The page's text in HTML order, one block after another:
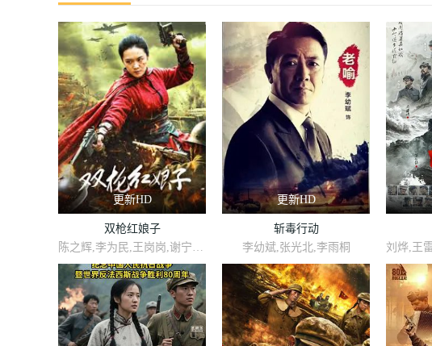
更新HD
双枪红娘子
更新HD
斩毒行动
李幼斌,张光北,李雨桐